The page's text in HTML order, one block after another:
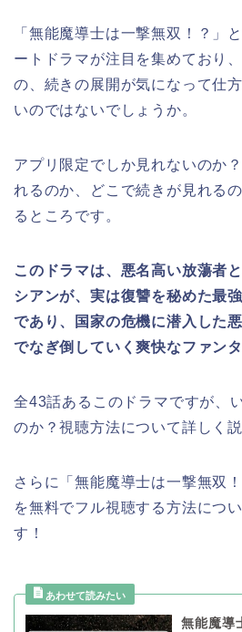
「無能魔導士は一撃無双！？」
ートドラマが注目を集めており
の、続きの展開が気になって仕
いのではないでしょうか。
アプリ限定でしか見れないのか
れるのか、どこで続きが見れる
るところです。
このドラマは、悪名高い放蕩者
シアンが、実は復讐を秘めた最
であり、国家の危機に潜入した
でなぎ倒していく爽快なファン
全43話あるこのドラマですが、
のか？視聴方法について詳しく
さらに「無能魔導士は一撃無双
を無料でフル視聴する方法につ
す！
無能魔導